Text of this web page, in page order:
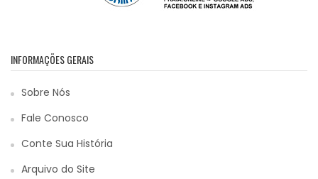
INFORMAÇÕES GERAIS
Sobre Nós
Fale Conosco
Conte Sua História
Arquivo do Site